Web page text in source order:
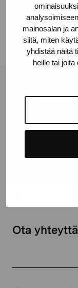
mainosalan ja
siitä, miten
yhdistää näitä
heille tai
Facebook
Linkedin
Pro
Kustaa Vaasan
Ota yhteyttä